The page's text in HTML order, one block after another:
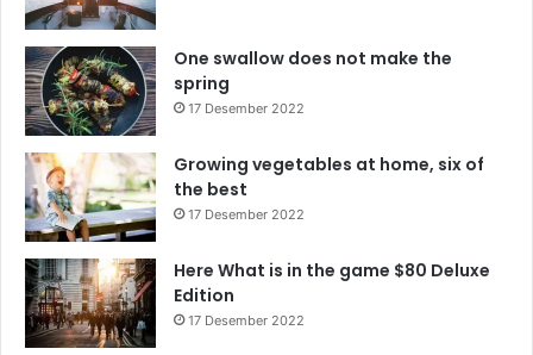
One swallow does not make the
spring
17 Desember 2022
Growing vegetables at home, six of
the best
17 Desember 2022
Here What is in the game $80 Deluxe
Edition
17 Desember 2022